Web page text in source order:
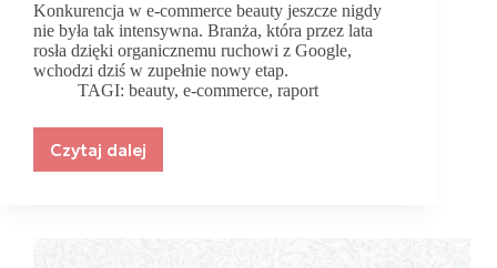
Konkurencja w e-commerce beauty jeszcze nigdy
nie była tak intensywna. Branża, która przez lata
rosła dzięki organicznemu ruchowi z Google,
wchodzi dziś w zupełnie nowy etap.
TAGI: beauty,e-commerce,raport
Czytaj dalej
Kto